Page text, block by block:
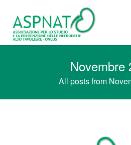
Novembre
All posts from